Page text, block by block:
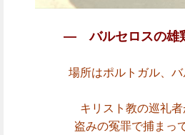
― バルセロスの
場所はポルトガル、
キリスト教の巡礼
盗みの冤罪で捕まっ